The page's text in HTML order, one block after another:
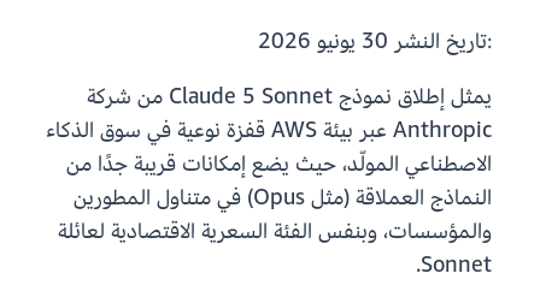
:تاريخ النشر
يمثل إطلاق نموذج Claude 5 Sonnet من شركة
Anthropic عبر بيئة AWS قفزة نوعية في سوق الذكاء
الاصطناعي المولّد، حيث يضع إمكانات قريبة جدًا من
النماذج العملاقة (مثل Opus) في متناول المطورين
والمؤسسات، وبنفس الفئة السعرية الاقتصادية لعائلة
Sonnet.